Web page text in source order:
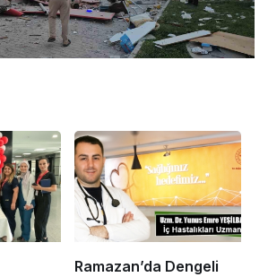
Ramazan’da Dengeli